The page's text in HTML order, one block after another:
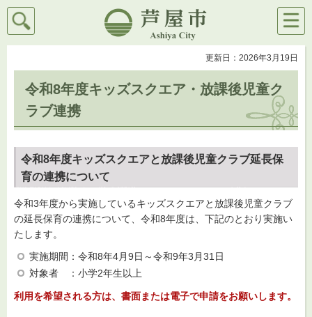
芦屋市
検索
メニ
ュー
更新日：2026年3月19日
令和8年度キッズスクエア・放課後児童ク
ラブ連携
令和8年度キッズスクエアと放課後児童クラブ延長保
育の連携について
令和3年度から実施しているキッズスクエアと放課後児童クラブ
の延長保育の連携について、令和8年度は、下記のとおり実施い
たします。
実施期間：令和8年4月9日～令和9年3月31日
対象者
： 小学2年生以上
利用を希望される方は、書面または電子で申請をお願いします。